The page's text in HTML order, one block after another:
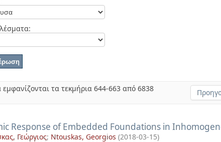
τα τεκμήρια 644-663 από 6838
Response of Embedded Foundations in
Γεώργιος; Ntouskas, Georgios (2018-03-15)